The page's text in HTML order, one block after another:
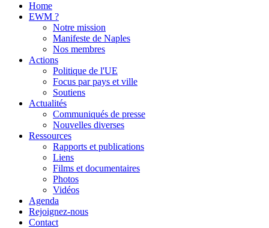
Home
EWM ?
Notre mission
Manifeste de Naples
Nos membres
Actions
Politique de l'UE
Focus par pays et ville
Soutiens
Actualités
Communiqués de presse
Nouvelles diverses
Ressources
Rapports et publications
Liens
Films et documentaires
Photos
Vidéos
Agenda
Rejoignez-nous
Contact